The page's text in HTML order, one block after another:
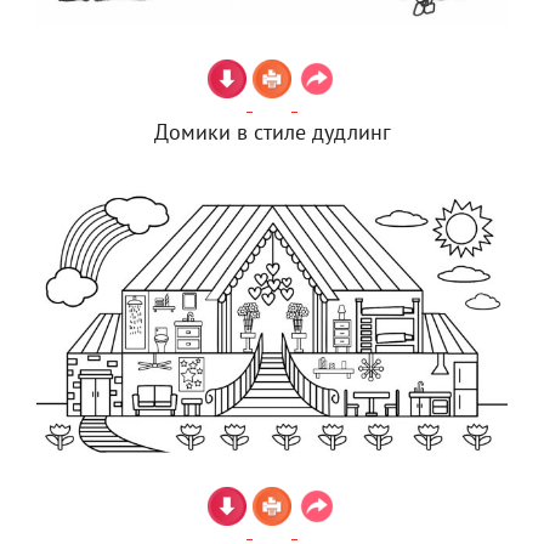
Домики в стиле дудлинг